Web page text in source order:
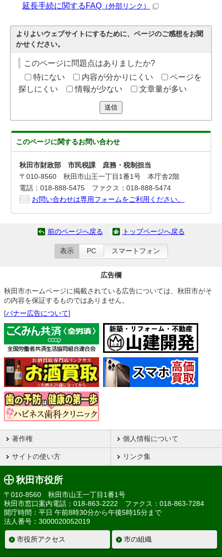
延長手続に関するFAQ （外部リンク）
よりよいウェブサイトにするために、ページのご感想をお聞
かせください。
このページに問題点はありましたか?
特にない
内容が分かりにくい
ページを
探しにくい
情報が少ない 文章量が多い
送信
このページに関するお問い合わせ
秋田市財政部 市民税課 庶務・税制担当
〒010-8560 秋田市山王一丁目1番1号 本庁舎2階
電話：018-888-5475 ファクス：018-888-5474
お問い合わせは専用フォームをご利用ください。
前のページへ戻る トップページへ戻る
表示 PC スマートフォン
広告欄
秋田市ホームページに掲載されている広告については、秋田市がそ
の内容を保証するものではありません。
[バナー広告について]
著作権 個人情報について
サイトの使い方 リンク集
秋田市役所
〒010-8560 秋田市山王一丁目1番1号
秋田市窓口案内電話：018-863-2222 ファクス：018-863-7284
開庁時間：平日 午前8時30分から午後5時15分まで
法人番号：3000020052019
市役所アクセス 市の組織